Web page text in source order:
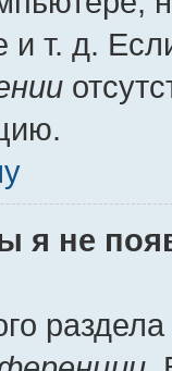
и т. д.
я не